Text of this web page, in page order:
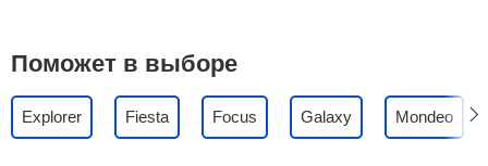
Поможет в выборе
Explorer Fiesta Focus Galaxy Mondeo